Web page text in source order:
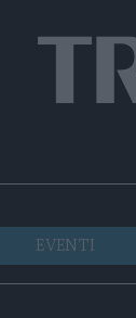
EVENTI